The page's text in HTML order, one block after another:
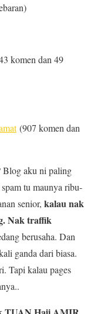
komen dan 49
(907 komen dan
Blog aku ni paling
tu maunya ribu-
senior, kalau nak
Nak traffik
berusaha. Dan
ganda dari biasa.
Tapi kalau pages